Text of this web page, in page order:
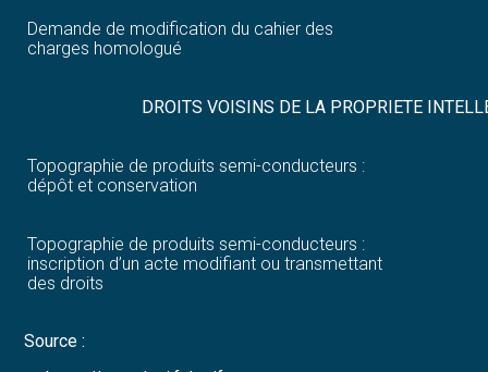
Demande de modification du cahier des
charges homologué
DROITS VOISINS DE LA PROPRIETE
Topographie de produits semi-conducteurs :
dépôt et conservation
Topographie de produits semi-conducteurs :
inscription d’un acte modifiant ou transmettant
des droits
Source :